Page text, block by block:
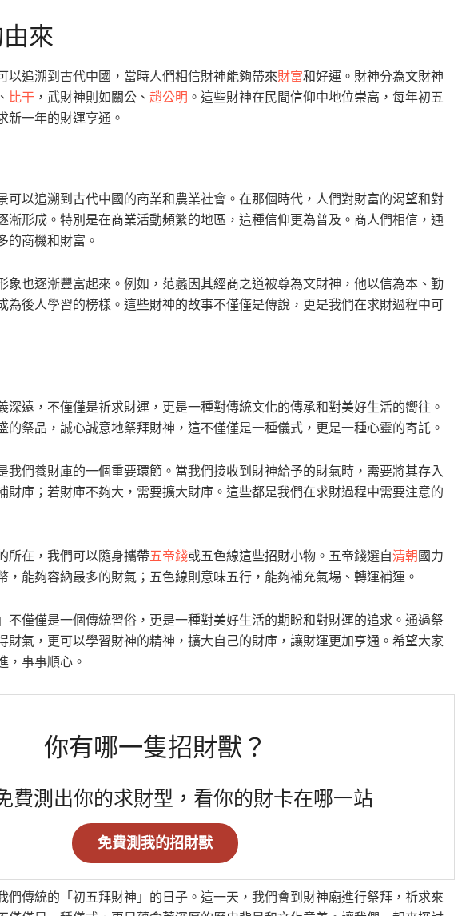
來
以追溯到古代中國，當時人們相信財神能夠帶來財富和好運。財神分為文財神
、 比干 ，武財神則如關公、 趙公明 。這些財神在民間信仰中地位崇高，每年初五
新一年的財運亨通。
可以追溯到古代中國的商業和農業社會。在那個時代，人們對財富的渴望和對
漸形成。特別是在商業活動頻繁的地區，這種信仰更為普及。商人們相信，通
的商機和財富。
象也逐漸豐富起來。例如，范蠡因其經商之道被尊為文財神，他以信為本、勤
為後人學習的榜樣。這些財神的故事不僅僅是傳說，更是我們在求財過程中可
深遠，不僅僅是祈求財運，更是一種對傳統文化的傳承和對美好生活的嚮往。
的祭品，誠心誠意地祭拜財神，這不僅僅是一種儀式，更是一種心靈的寄託。
我們養財庫的一個重要環節。當我們接收到財神給予的財氣時，需要將其存入
財庫；若財庫不夠大，需要擴大財庫。這些都是我們在求財過程中需要注意的
所在，我們可以隨身攜帶五帝錢或五色線這些招財小物。五帝錢選自清朝國力
，能夠容納最多的財氣；五色線則意味五行，能夠補充氣場、轉運補運。
不僅僅是一個傳統習俗，更是一種對美好生活的期盼和對財運的追求。通過祭
財氣，更可以學習財神的精神，擴大自己的財庫，讓財運更加亨通。希望大家
，事事順心。
你有哪一隻招財獸？
費測出你的求財型，看你的財卡在哪一站
免費測我的招財獸
們傳統的「初五拜財神」的日子。這一天，我們會到財神廟進行祭拜，祈求來